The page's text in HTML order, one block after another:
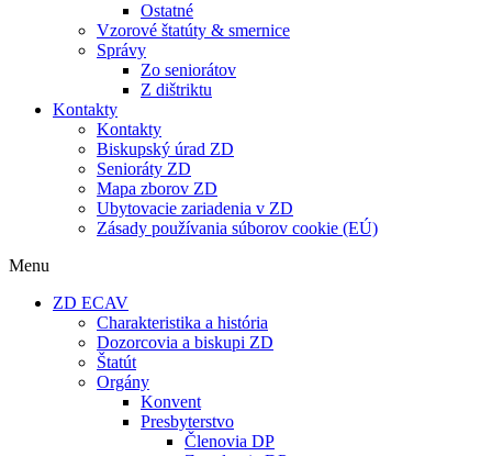
Ostatné
Vzorové štatúty & smernice
Správy
Zo seniorátov
Z dištriktu
Kontakty
Kontakty
Biskupský úrad ZD
Senioráty ZD
Mapa zborov ZD
Ubytovacie zariadenia v ZD
Zásady používania súborov cookie (EÚ)
Menu
ZD ECAV
Charakteristika a história
Dozorcovia a biskupi ZD
Štatút
Orgány
Konvent
Presbyterstvo
Členovia DP